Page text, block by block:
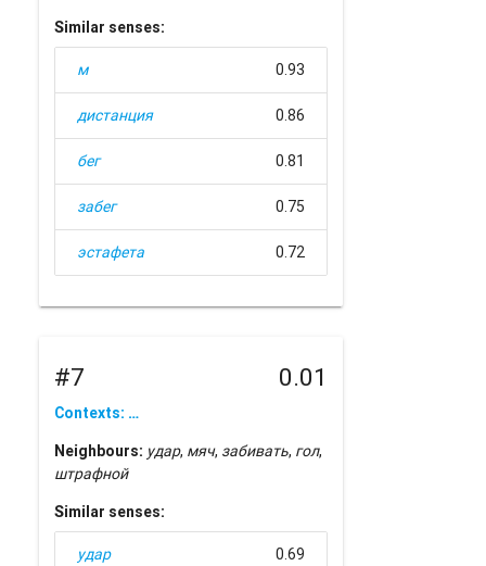
Similar senses:
м 0.93
дистанция 0.86
бег 0.81
забег 0.75
эстафета 0.72
#7 0.01
Contexts: …
Neighbours: удар, мяч, забивать, гол,
штрафной
Similar senses:
удар 0.69